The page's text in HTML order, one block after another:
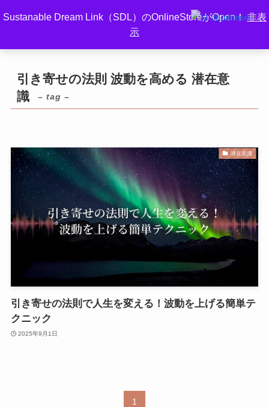
Sustanable Dream Link（SDL）のOnlineStoreがOpen！非表
示
引き寄せの法則 波動を高める 潜在意識
引き寄せの法則 波動を高める 潜在意
識
– tag –
潜在意識
引き寄せの法則で人生を変える！波動を上げる簡単テ
クニック
2025年9月1日
1
Japanese ▼